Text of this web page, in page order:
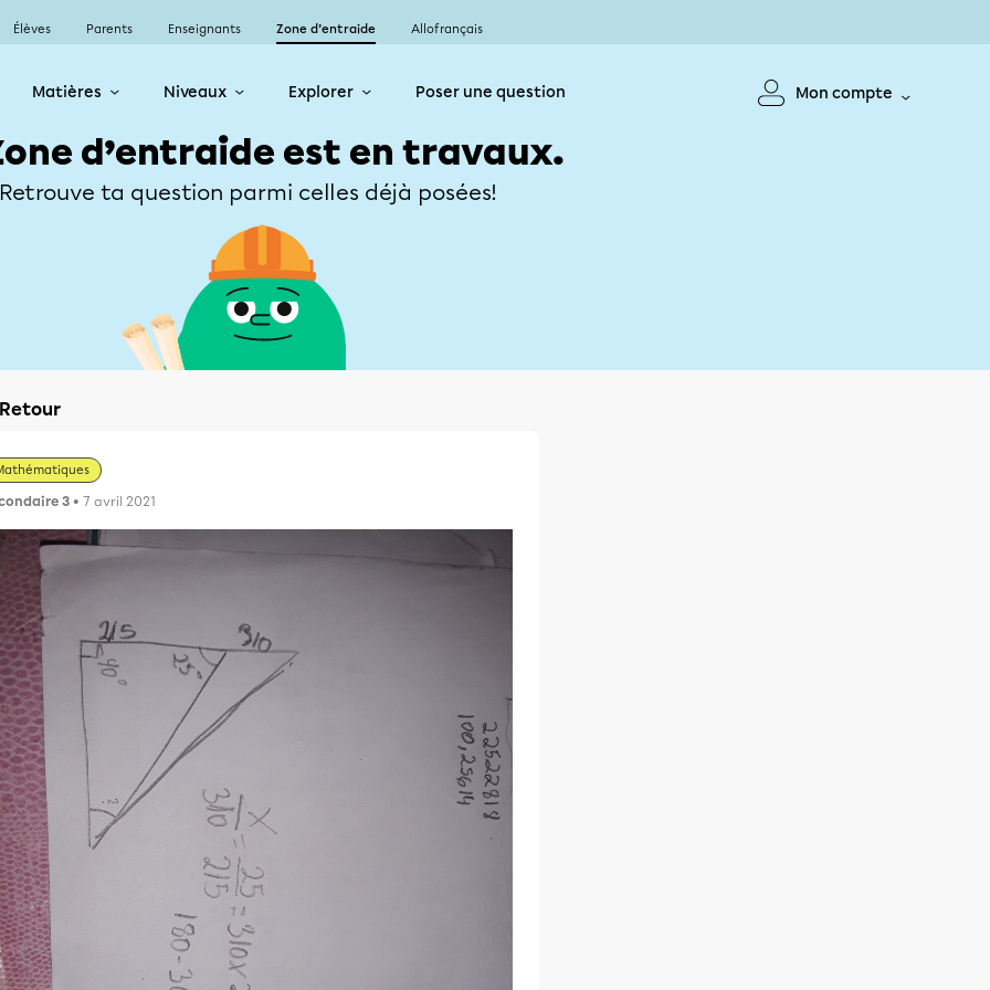
Élèves Parents Enseignants Zone d’entraide Allofrançais
Matières Niveaux Explorer Poser une question Mon compte
d’entraide est en travaux.
ta question parmi celles déjà posées!
Retour
3 • 7 avril 2021